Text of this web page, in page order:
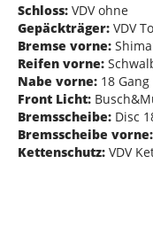
Schloss: VDV ohne
Gepäckträger: VDV
Bremse vorne:
Reifen vorne:
Nabe vorne: 18
Front Licht:
Bremsscheibe: Disc
Bremsscheibe vorne:
Kettenschutz: VDV